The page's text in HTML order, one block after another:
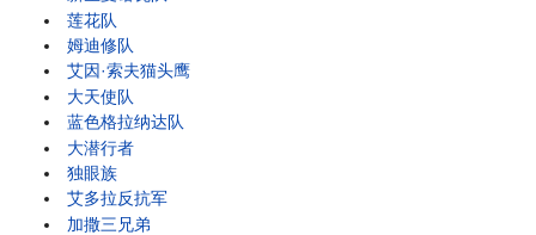
莲花队
姆迪修队
艾因·索夫猫头鹰
大天使队
蓝色格拉纳达队
大潜行者
独眼族
艾多拉反抗军
加撒三兄弟